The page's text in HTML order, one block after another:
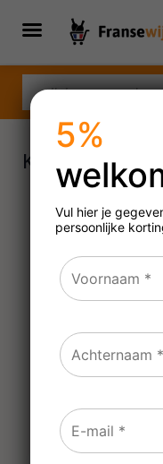
Kerstcadeau
5%
Vul hier je
persoonlijke